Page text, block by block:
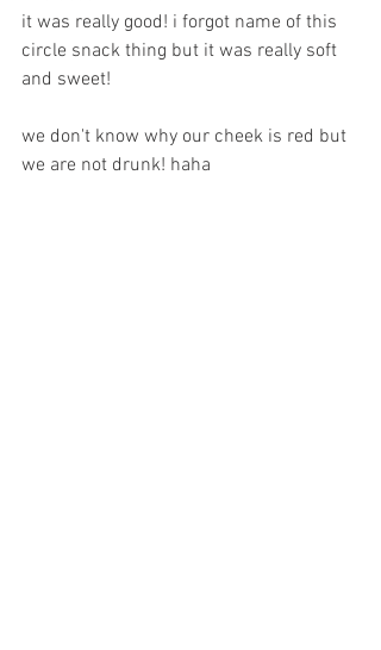
it was really good! i forgot name of this
circle snack thing but it was really soft
and sweet!
we don't know why our cheek is red but
we are not drunk! haha